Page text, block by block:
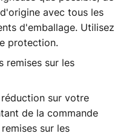
avec tous les
d'emballage. Utilisez
protection.
remises sur les
sur votre
de la commande
sur les